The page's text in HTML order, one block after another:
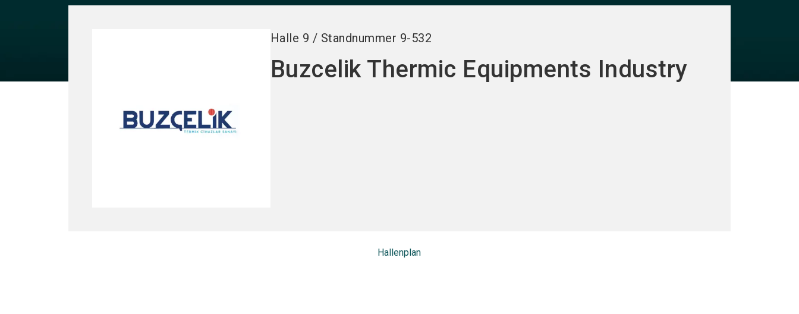
Halle 9 / Standnummer 9-532
Buzcelik Thermic Equipments Industry
Hallenplan